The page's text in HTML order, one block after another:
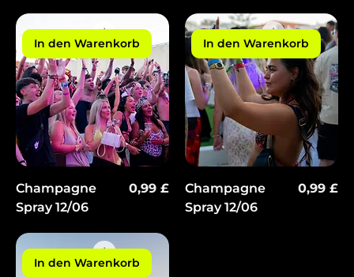
In den Warenkorb
Champagne
Spray 12/06
Preis
0,99 £
In den Warenkorb
Champagne
Spray 12/06
Preis
0,99 £
In den Warenkorb